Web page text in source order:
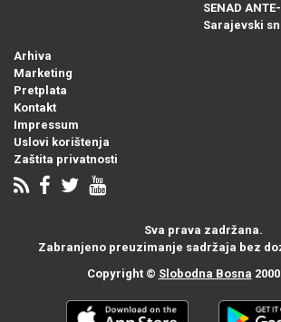
SENAD
Sarajevski
Arhiva
Marketing
Pretplata
Kontakt
Impressum
Uslovi korištenja
Zaštita privatnosti
Sva prava zadržana.
Zabranjeno preuzimanje sadržaja bez
Copyright © Slobodna Bosna